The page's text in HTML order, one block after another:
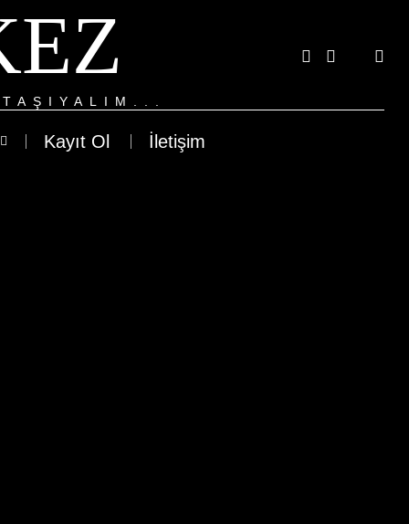
Kayıt Ol İletişim